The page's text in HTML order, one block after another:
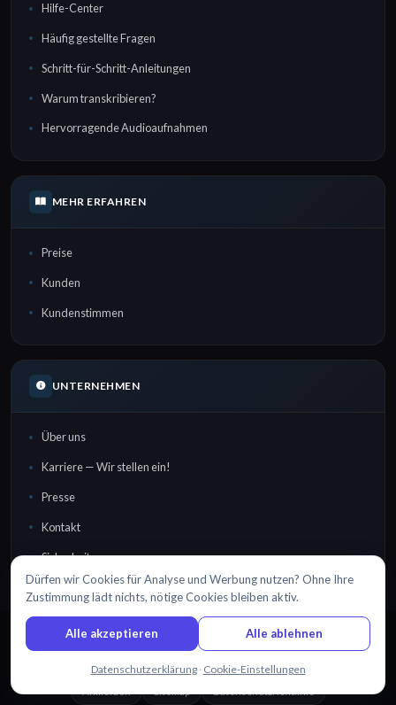
Hilfe-Center
Häufig gestellte Fragen
Schritt-für-Schritt-Anleitungen
Warum transkribieren?
Hervorragende Audioaufnahmen
MEHR ERFAHREN
Preise
Kunden
Kundenstimmen
UNTERNEHMEN
Über uns
Karriere — Wir stellen ein!
Presse
Kontakt
Sicherheit
EN · DA · DE · ES · FR · 日本語 · NL · PT · RU · TR · 中文
© 2026 Sonix, Inc. | Erstellt mit inBrooklyn, NYC
Chatten Sie mit uns
Dürfen wir Cookies für Analyse und Werbung nutzen? Ohne Ihre
Zustimmung lädt nichts, nötige Cookies bleiben aktiv.
Alle akzeptieren Alle ablehnen
Datenschutzerklärung · Cookie-Einstellungen